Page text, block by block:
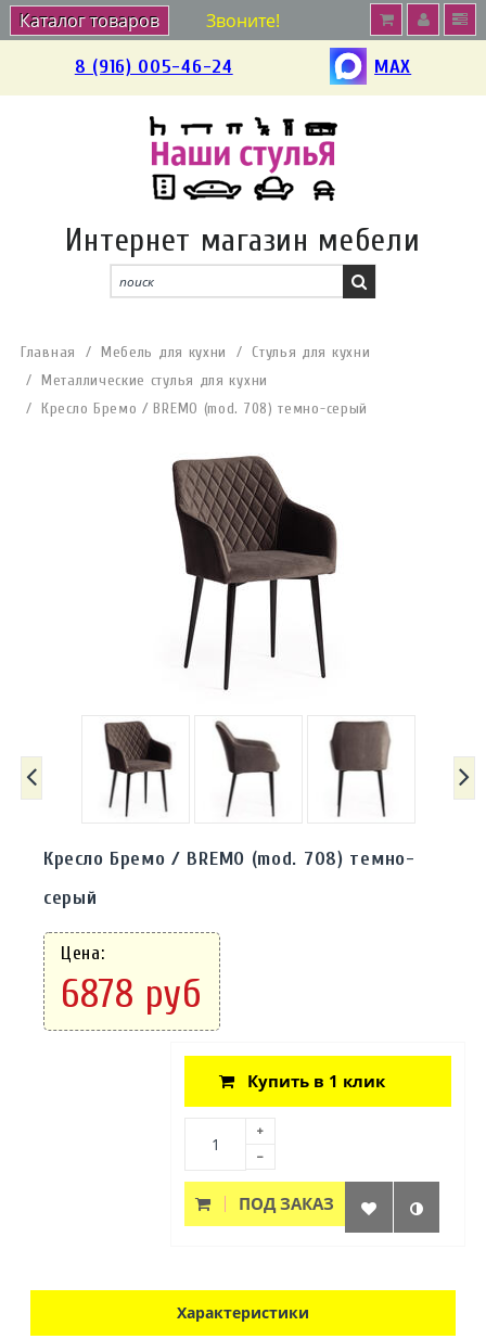
Звоните!
8 (916) 005-46-24 MAX
Интернет магазин мебели
Каталог товаров
Главная Мебель для кухни
Стулья для кухни
Металлические стулья для кухни
Кресло Бремо / BREMO (mod. 708) темно-серый
Кресло Бремо / BREMO (mod. 708) темно-
серый
Цена:
6878 руб
Купить в 1 клик
ПОД ЗАКАЗ
Характеристики